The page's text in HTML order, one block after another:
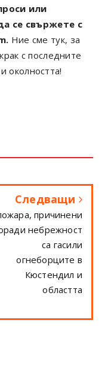
или
се свържете с
Ние сме тук, за
с последните
околността!
Следващи
причинени
небрежност
са гасили
огнеборците в
Кюстендил и
областта